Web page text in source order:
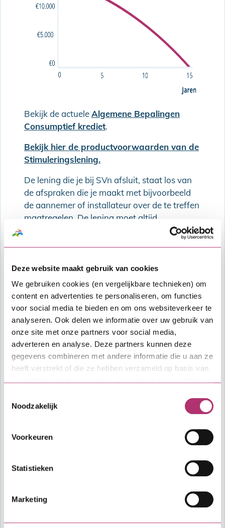
Deze website maakt gebruik van cookies
We gebruiken cookies (en vergelijkbare technieken) om
content en advertenties te personaliseren, om functies
voor social media te bieden en om ons websiteverkeer te
analyseren. Ook delen we informatie over uw gebruik van
onze site met onze partners voor social media,
adverteren en analyse. Deze partners kunnen deze
gegevens combineren met andere informatie die u aan ze
heeft verstrekt of die ze hebben verzameld op basis van
Noodzakelijk
Voorkeuren
Statistieken
Marketing
Bekijk de actueleAlgemene Bepalingen
Consumptief krediet.
Bekijk hier de productvoorwaarden van de
Stimuleringslening.
De lening die je bij SVn afsluit, staat los van
de afspraken die je maakt met bijvoorbeeld
de aannemer of installateur over de te treffen
maatregelen. De lening moet altijd
terugbetaald worden, ook als de aannemer
Als je een SVn Persoonlijke lening afsluit ga je
een financiële verplichting aan. Daarom moet
jouw financiële situatie voldoende stabiel zijn
om de extra maandlasten van de nieuwe
lening, bovenop alle overige vaste lasten die
je al hebt, te kunnen dragen. We kijken naar
de hoogte van je inkomen, maar ook naar je
gezinssituatie en woon- en werksituatie.
Lees hier hoe wij jouw aanvraag
adviseur zijn voor uw eigen rekening.
Heb je algemene vragen over het
contact opnemen met SVn. Voor vragen over
specifieke voorwaarden van de verordening